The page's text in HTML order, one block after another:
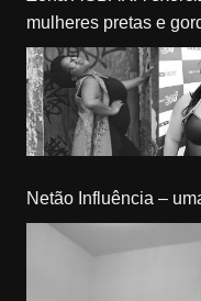
mulheres pretas e
Netão Influência –